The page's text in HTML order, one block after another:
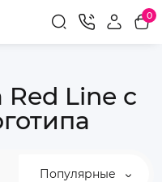
0
Line с
Популярные